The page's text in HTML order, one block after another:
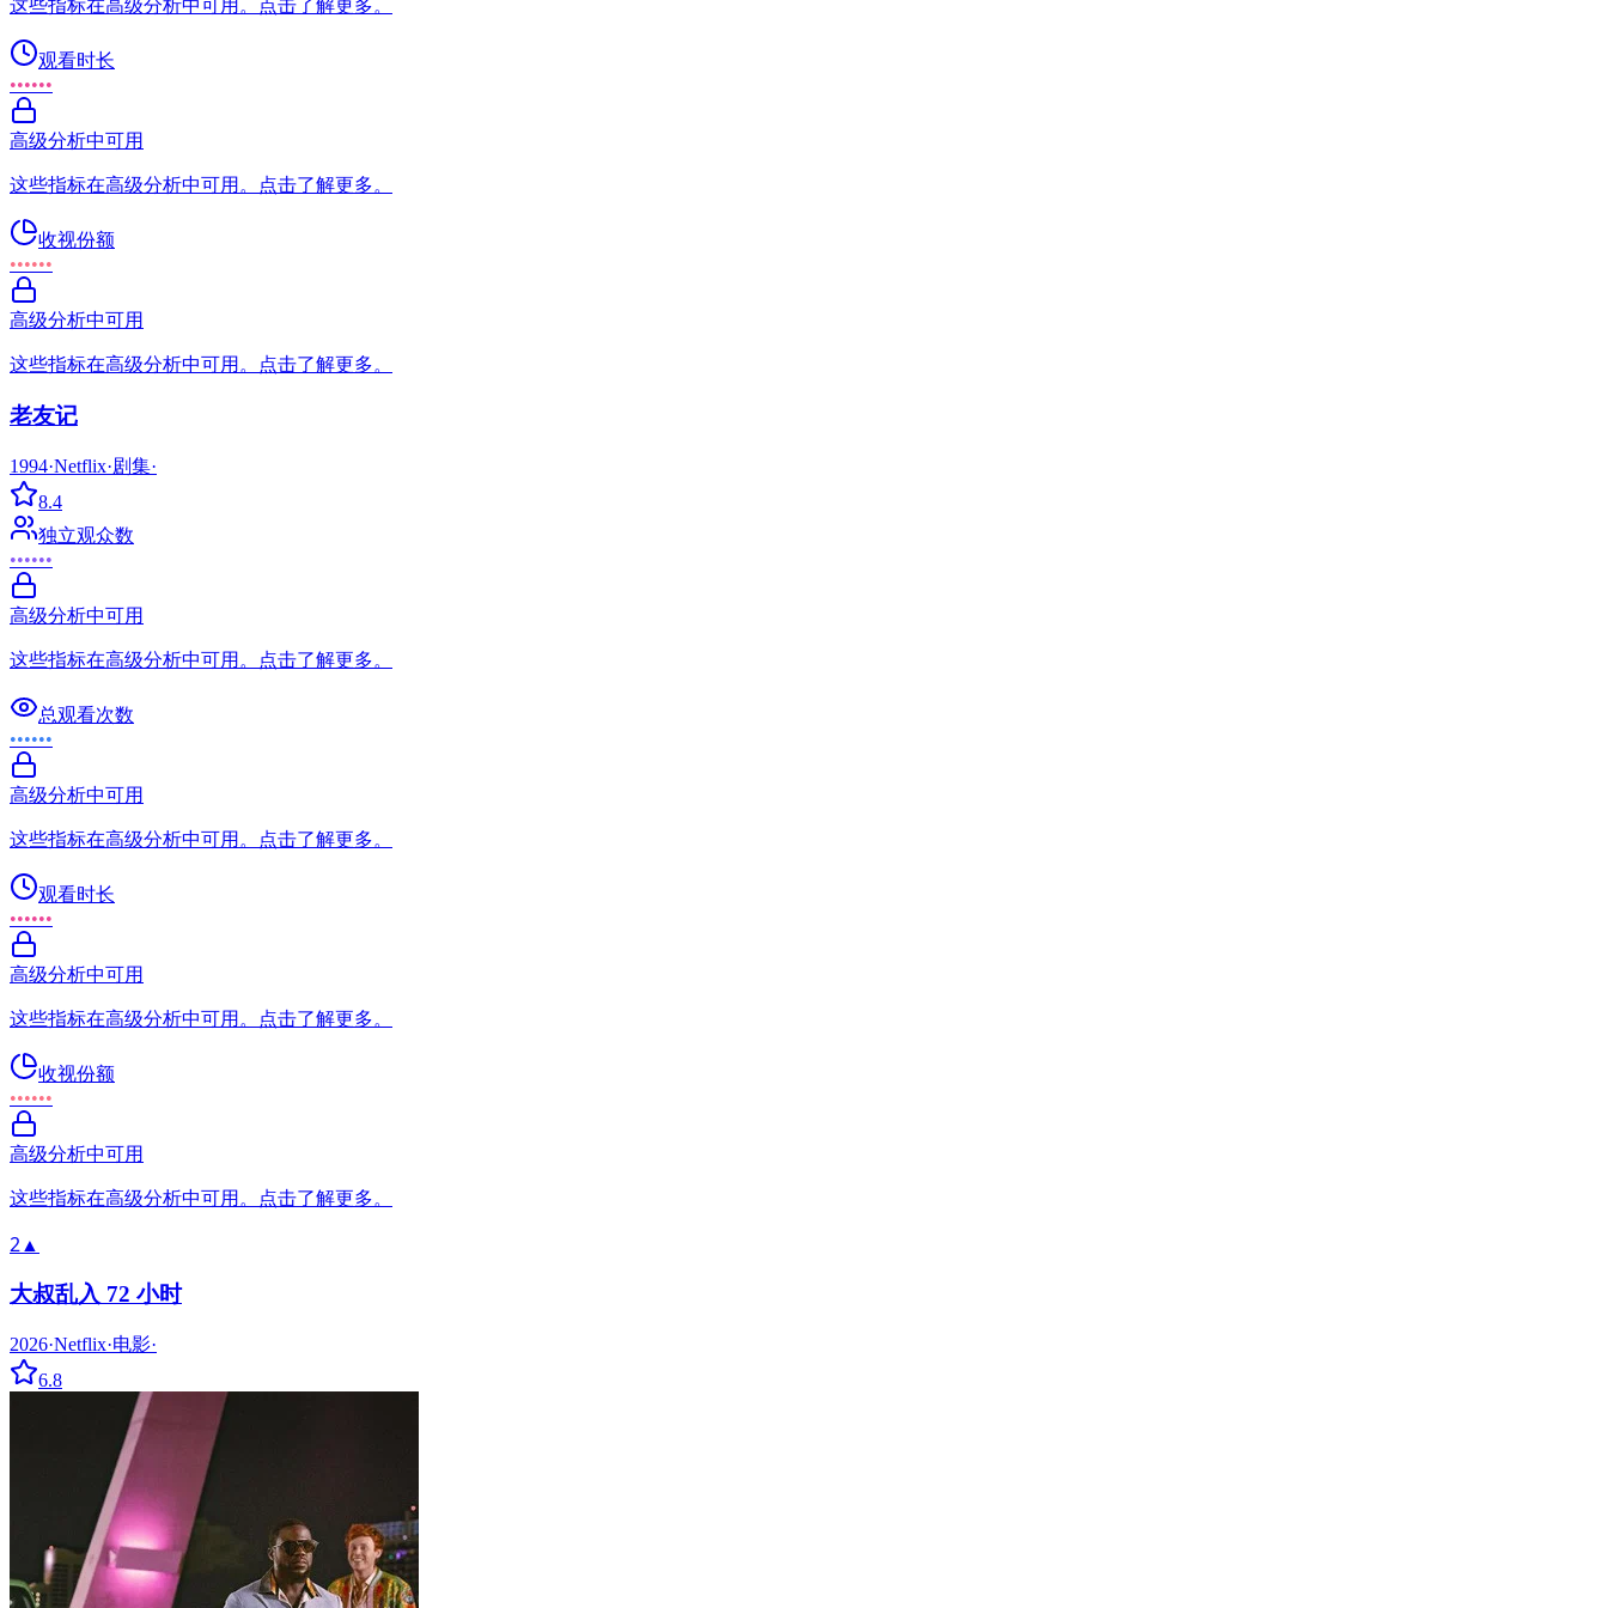
这些指标在高级分析中可用。点击了解更多。
观看时长
••••••
高级分析中可用
这些指标在高级分析中可用。点击了解更多。
收视份额
••••••
高级分析中可用
这些指标在高级分析中可用。点击了解更多。
老友记
1994·Netflix·剧集·
8.4
独立观众数
••••••
高级分析中可用
这些指标在高级分析中可用。点击了解更多。
总观看次数
••••••
高级分析中可用
这些指标在高级分析中可用。点击了解更多。
观看时长
••••••
高级分析中可用
这些指标在高级分析中可用。点击了解更多。
收视份额
••••••
高级分析中可用
这些指标在高级分析中可用。点击了解更多。
2 ▲
大叔乱入 72 小时
2026·Netflix·电影·
6.8